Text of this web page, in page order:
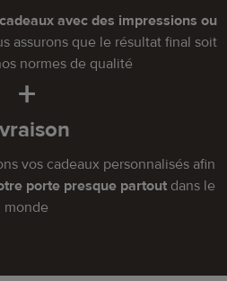
avec des impressions ou
assurons que le résultat final soit
normes de qualité
+
vos cadeaux personnalisés afin
porte presque partout dans le
monde